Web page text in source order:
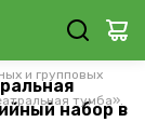
и групповых
тумба».
набор в